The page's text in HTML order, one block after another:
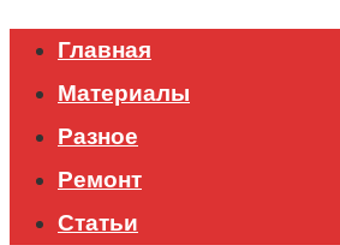
Главная
Материалы
Разное
Ремонт
Статьи